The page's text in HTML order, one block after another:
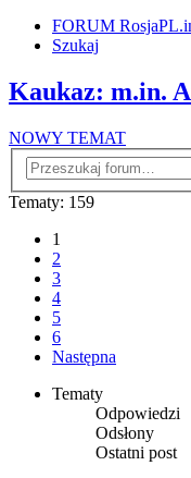
FORUM
Szukaj
Kaukaz: m.in.
NOWY TEMAT
Tematy: 159
1
2
3
4
5
6
Następna
Tematy
Odpowiedzi
Odsłony
Ostatni post